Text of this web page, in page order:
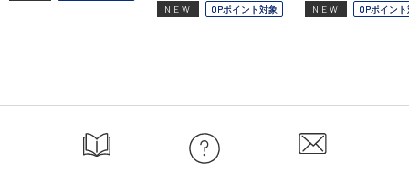
NEW OPポイント対象 NEW OPポイン